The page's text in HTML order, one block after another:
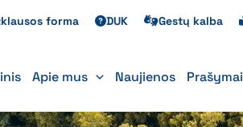
forma DUK Gestų kalba
Apie mus Naujienos Prašymai